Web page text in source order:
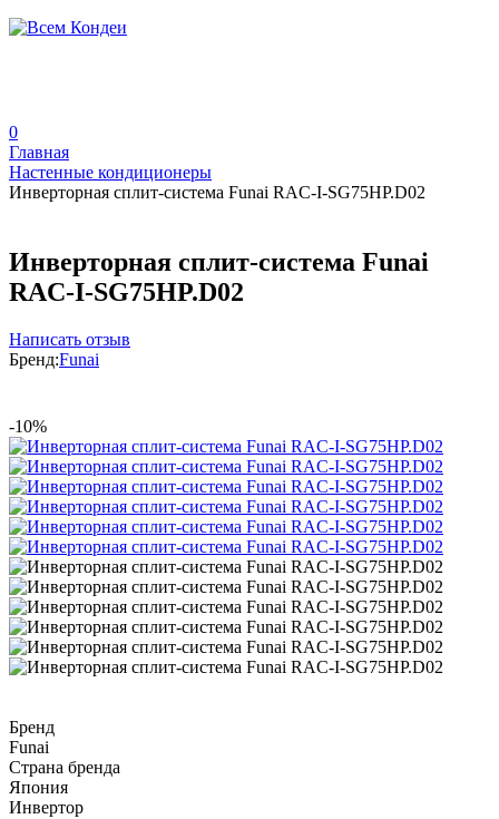
0
Главная
Настенные кондиционеры
Инверторная сплит-система Funai RAC-I-SG75HP.D02
Инверторная сплит-система Funai
RAC-I-SG75HP.D02
Написать отзыв
Бренд:Funai
-10%
Бренд
Funai
Страна бренда
Япония
Инвертор